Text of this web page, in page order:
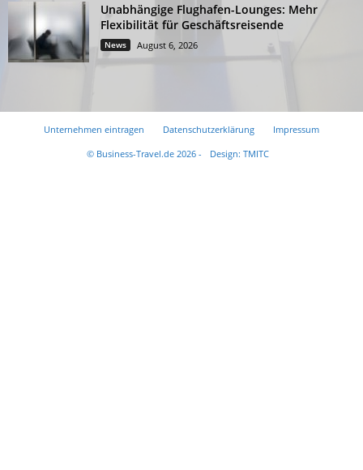
Unabhängige Flughafen-Lounges: Mehr
Flexibilität für Geschäftsreisende
News August 6, 2026
Unternehmen eintragen Datenschutzerklärung
Impressum
© Business-Travel.de 2026 -
Design: TMITC